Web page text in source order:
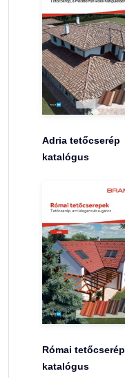
Adria tetőcserép
katalógus
Római tetőcserép
katalógus